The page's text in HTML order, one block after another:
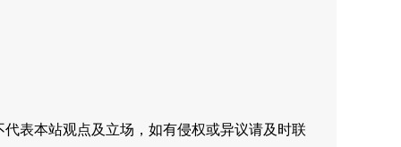
表本站观点及立场，如有侵权或异议请及时联